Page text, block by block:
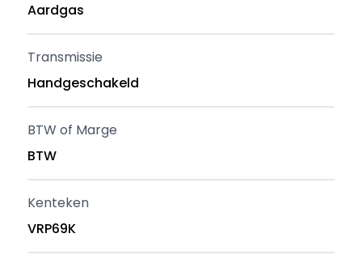
Aardgas
Transmissie
Handgeschakeld
BTW of Marge
BTW
Kenteken
VRP69K